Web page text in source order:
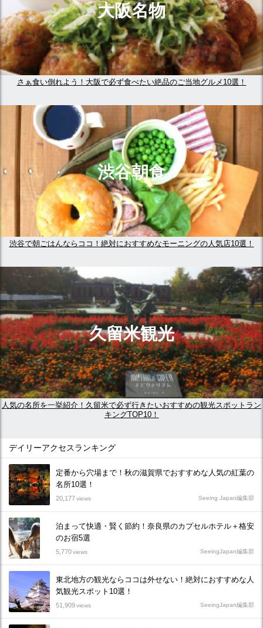
大阪名物
さぁ食い倒れよう！大阪で必ず食べたい絶品のご当地グルメ10選！
渋谷朝食
渋谷で朝ごはんならココ！絶対におすすめなモーニングの人気店10選！
久留米観光
人気の名所を一挙紹介！久留米で必ず行きたいおすすめの観光スポットラン
キングTOP10！
デイリーアクセスランキング
定番から穴場まで！秋の滋賀県でおすすめな人気の紅葉の
名所10選！
20,177views Seeing Japan編集部
泊まって快適・賢く節約！奈良県のカプセルホテル＋格安
のお宿5選
5,770views SeeingJapan編集部
東北地方の観光ならココは外せない！絶対におすすめな人
気観光スポット10選！
51,909views SeeingJapan編集部